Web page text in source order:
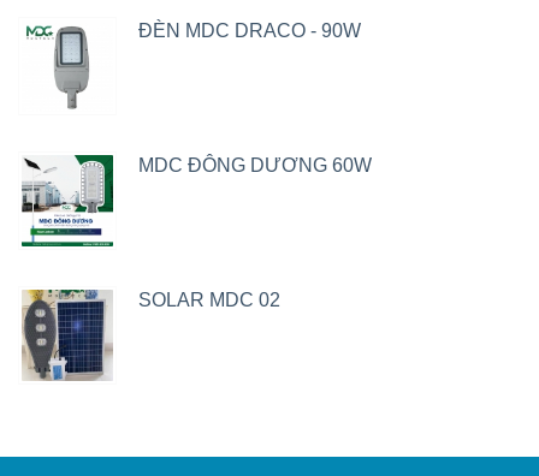
ĐÈN MDC DRACO - 90W
MDC ĐÔNG DƯƠNG 60W
SOLAR MDC 02